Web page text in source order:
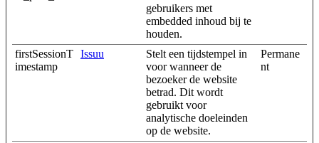
gebruikers met
embedded inhoud bij te
houden.
firstSessionT
imestamp
Issuu
Stelt een tijdstempel in
voor wanneer de
bezoeker de website
betrad. Dit wordt
gebruikt voor
analytische doeleinden
op de website.
Permane
nt